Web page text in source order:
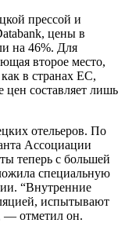
прессой и
цены в
на 46%. Для
второе место,
в странах ЕС,
составляет лишь
отельеров. По
Ассоциации
теперь с большей
специальную
“Внутренние
испытывают
— отметил он.